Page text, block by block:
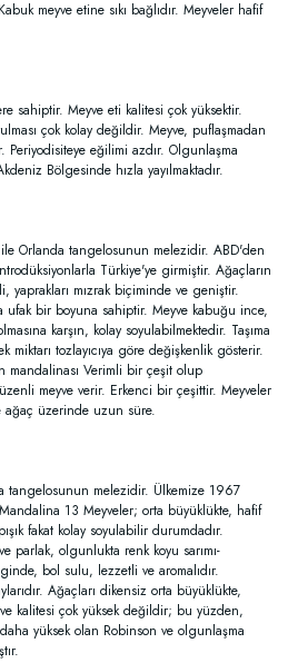
meyve etine sıkı bağlıdır. Meyveler hafif
sahiptir. Meyve eti kalitesi çok yüksektir.
çok kolay değildir. Meyve, puflaşmadan
eğilimi azdır. Olgunlaşma
Bölgesinde hızla yayılmaktadır.
Orlanda tangelosunun melezidir. ABD'den
Türkiye'ye girmiştir. Ağaçların
yaprakları mızrak biçiminde ve geniştir.
ufak bir boyuna sahiptir. Meyve kabuğu ince,
karşın, kolay soyulabilmektedir. Taşıma
miktarı tozlayıcıya göre değişkenlik gösterir.
mandalinası Verimli bir çeşit olup
meyve verir. Erkenci bir çeşittir. Meyveler
ağaç üzerinde uzun süre.
tangelosunun melezidir. Ülkemize 1967
13 Meyveler; orta büyüklükte, hafif
fakat kolay soyulabilir durumdadır.
parlak, olgunlukta renk koyu sarımı-
bol sulu, lezzetli ve aromalıdır.
Ağaçları dikensiz orta büyüklükte,
kalitesi çok yüksek değildir; bu yüzden,
yüksek olan Robinson ve olgunlaşma